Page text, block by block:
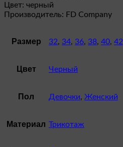
Цвет: черный
Производитель: FD Company
Размер 32, 34, 36, 38, 40, 42
Цвет Черный
Пол Девочки, Женский
Материал Трикотаж